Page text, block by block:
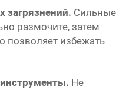
загрязнений. Сильные
размочите, затем
позволяет избежать
Не